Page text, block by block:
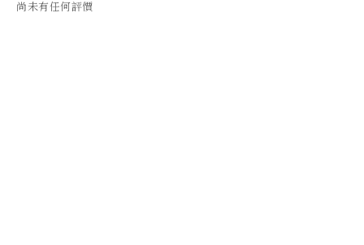
尚未有任何評價